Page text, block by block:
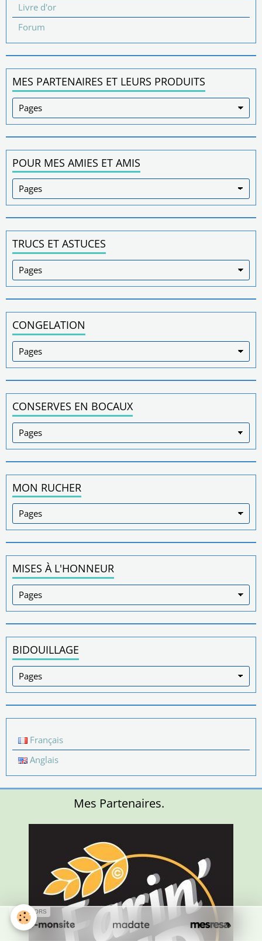
Livre d'or
Forum
MES PARTENAIRES ET LEURS PRODUITS
POUR MES AMIES ET AMIS
TRUCS ET ASTUCES
CONGELATION
CONSERVES EN BOCAUX
MON RUCHER
MISES À L'HONNEUR
BIDOUILLAGE
Français
Anglais
Mes Partenaires.
SPONSORS